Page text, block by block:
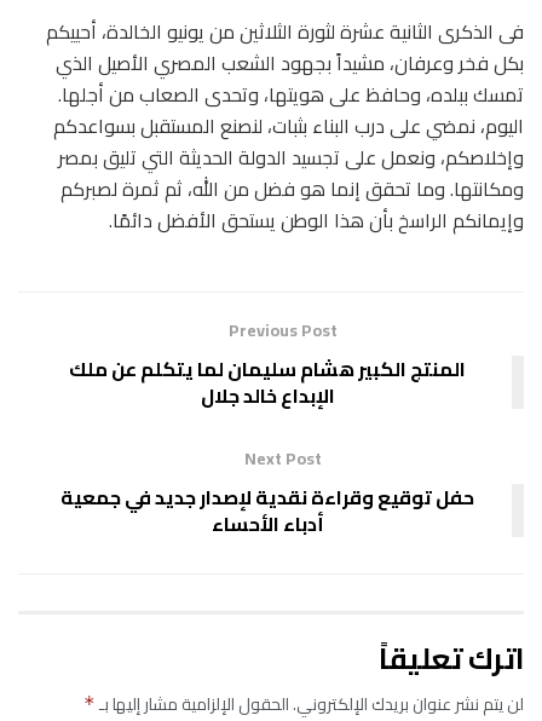
فى الذكرى الثانية عشرة لثورة الثلاثين من يونيو الخالدة، أحييكم
بكل فخر وعرفان، مشيداً بجهود الشعب المصري الأصيل الذي
تمسك ببلده، وحافظ على هويتها، وتحدى الصعاب من أجلها.
اليوم، نمضي على درب البناء بثبات، لنصنع المستقبل بسواعدكم
وإخلاصكم، ونعمل على تجسيد الدولة الحديثة التي تليق بمصر
ومكانتها. وما تحقق إنما هو فضل من الله، ثم ثمرة لصبركم
وإيمانكم الراسخ بأن هذا الوطن يستحق الأفضل دائمًا.
Previous Post
المنتج الكبير هشام سليمان لما يتكلم عن ملك
الإبداع خالد جلال
Next Post
حفل توقيع وقراءة نقدية لإصدار جديد في جمعية
أدباء الأحساء
اترك تعليقاً
لن يتم نشر عنوان بريدك الإلكتروني.الحقول الإلزامية مشار إليها بـ*